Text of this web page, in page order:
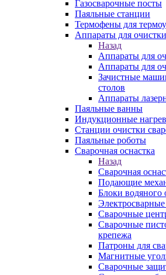
Газосварочные посты
Паяльные станции
Термофены для
Аппараты для
Назад
Аппараты для
Аппараты для
Зачистные
столов
Аппараты
Паяльные ванны
Индукционные
Станции очистки
Паяльные роботы
Сварочная оснастка
Назад
Сварочная
Подающие
Блоки водяного
Сварочные
Сварочные
крепежа
Патроны для
Магнитные
Сварочные